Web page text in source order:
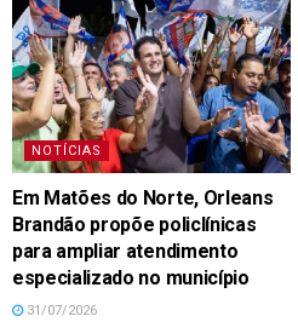
NOTÍCIAS
Em Matões do Norte, Orleans
Brandão propõe policlínicas
para ampliar atendimento
especializado no município
31/07/2026